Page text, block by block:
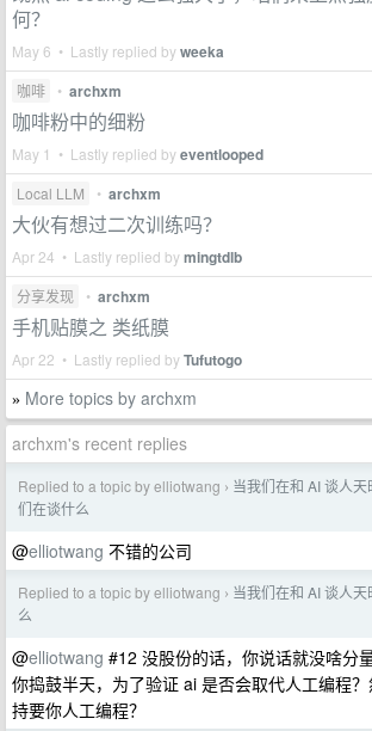
何？
May 6 • Lastly replied byweeka
咖啡 • archxm
咖啡粉中的细粉
May 1 • Lastly replied byeventlooped
Local LLM • archxm
大伙有想过二次训练吗？
Apr 24 • Lastly replied bymingtdlb
分享发现 • archxm
手机贴膜之 类纸膜
Apr 22 • Lastly replied byTufutogo
» More topics by archxm
archxm's recent replies
Replied to a topic by elliotwang › 当我们在和 AI 谈人天
们在谈什么
@elliotwang 不错的公司
Replied to a topic by elliotwang › 当我们在和 AI 谈人
么
@elliotwang #12 没股份的话，你说话就没啥分量
你捣鼓半天，为了验证 ai 是否会取代人工编程
持要你人工编程？